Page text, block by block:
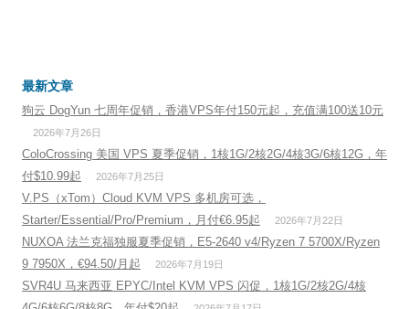
最新文章
狗云 DogYun 七周年促销，香港VPS年付150元起，充值满100送10元
2026年7月26日
ColoCrossing 美国 VPS 夏季促销，1核1G/2核2G/4核3G/6核12G，年
付$10.99起
2026年7月25日
V.PS（xTom）Cloud KVM VPS 多机房可选，
Starter/Essential/Pro/Premium，月付€6.95起
2026年7月22日
NUXOA 法兰克福独服夏季促销，E5-2640 v4/Ryzen 7 5700X/Ryzen
9 7950X，€94.50/月起
2026年7月19日
SVR4U 马来西亚 EPYC/Intel KVM VPS 闪促，1核1G/2核2G/4核